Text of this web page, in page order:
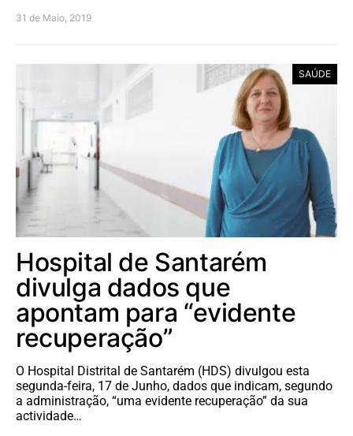
31 de Maio, 2019
SAÚDE
Hospital de Santarém
divulga dados que
apontam para “evidente
recuperação”
O Hospital Distrital de Santarém (HDS) divulgou esta
segunda-feira, 17 de Junho, dados que indicam, segundo
a administração, “uma evidente recuperação” da sua
actividade…